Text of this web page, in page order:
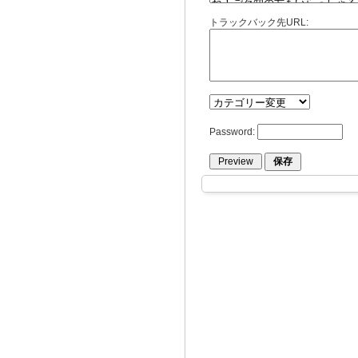
トラックバック先URL:
Password: